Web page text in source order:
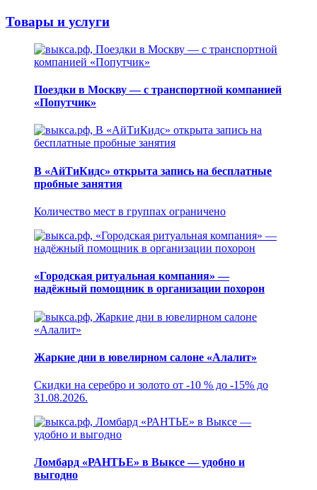
Товары и услуги
Поездки в Москву — с транспортной компанией
«Попутчик»
В «АйТиКидс» открыта запись на бесплатные
пробные занятия
Количество мест в группах ограничено
«Городская ритуальная компания» —
надёжный помощник в организации похорон
Жаркие дни в ювелирном салоне «Алалит»
Скидки на серебро и золото от -10 % до -15% до
31.08.2026.
Ломбард «РАНТЬЕ» в Выксе — удобно и
выгодно